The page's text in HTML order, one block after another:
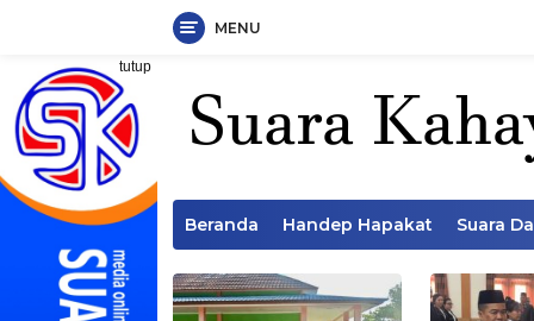
Langsung
konten
MENU
tutup
Beranda Handep Hapakat Suara